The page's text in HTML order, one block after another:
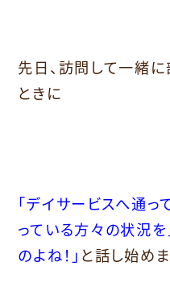
先日、訪問して一緒
ときに
「デイサービスへ通っ
っている方々の状況
のよね！」 と話し始めま